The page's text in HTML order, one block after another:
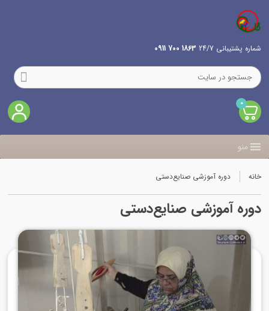
شماره پشتیبانی 24/7 1863 700 0911
0
منو
خانه دوره آموزشی صنایع‌دستی
دوره آموزشی صنایع‌دستی